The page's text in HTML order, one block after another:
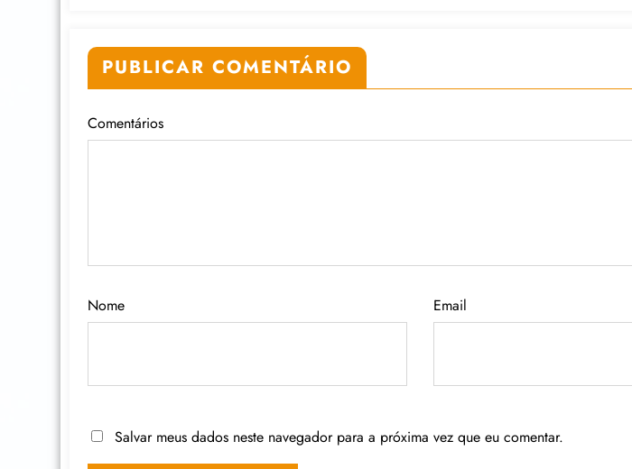
PUBLICAR COMENTÁRIO
Comentários
Nome Email
Salvar meus dados neste navegador para a próxima vez que eu comentar.